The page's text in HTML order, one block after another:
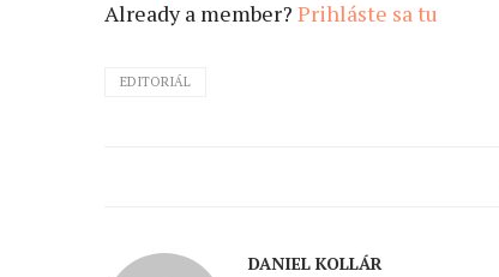
Already a member? Prihláste sa tu
EDITORIÁL
DANIEL KOLLÁR